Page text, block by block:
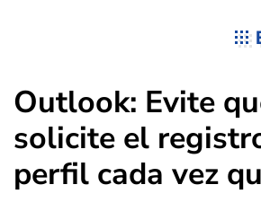
Outlook: Evite
solicite el
perfil cada vez